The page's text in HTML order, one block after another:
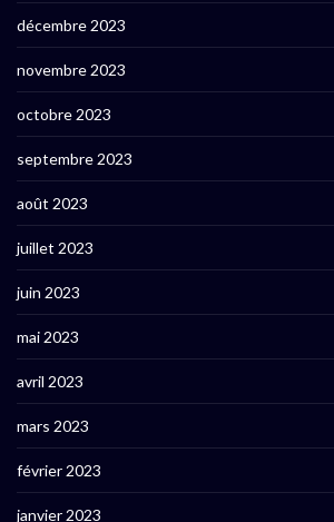
décembre 2023
novembre 2023
octobre 2023
septembre 2023
août 2023
juillet 2023
juin 2023
mai 2023
avril 2023
mars 2023
février 2023
janvier 2023